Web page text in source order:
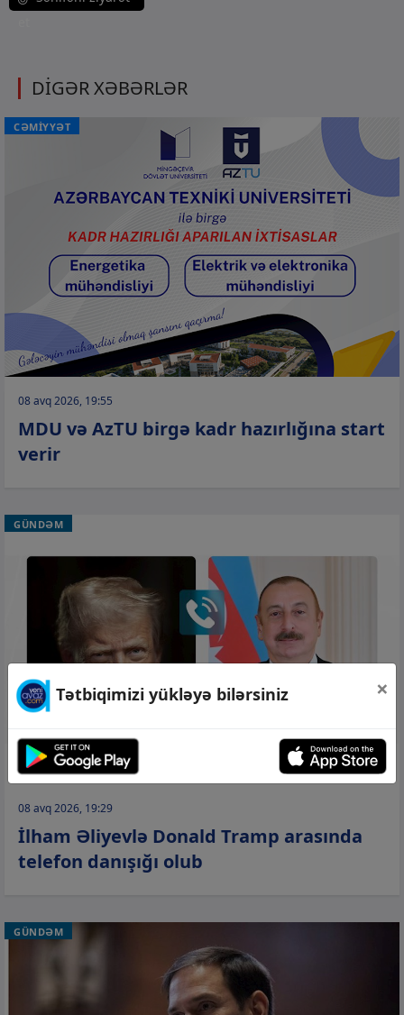
DİGƏR XƏBƏRLƏR
CƏMİYYƏT
08 avq 2026, 19:55
MDU və AzTU birgə kadr hazırlığına start
verir
GÜNDƏM
08 avq 2026, 19:29
İlham Əliyevlə Donald Tramp arasında
telefon danışığı olub
GÜNDƏM
Tətbiqimizi yükləyə bilərsiniz ×